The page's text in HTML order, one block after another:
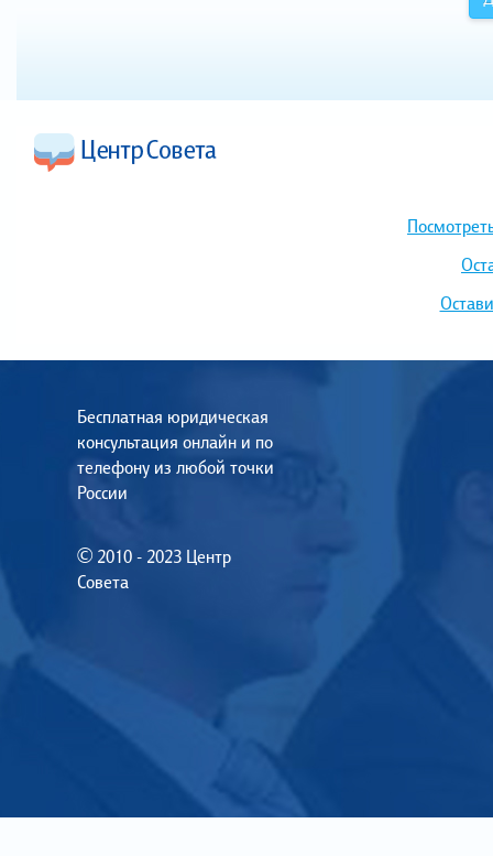
Бесплатная юридическая
консультация онлайн и по
телефону из любой точки
России
© 2010 - 2023 Центр
Совета